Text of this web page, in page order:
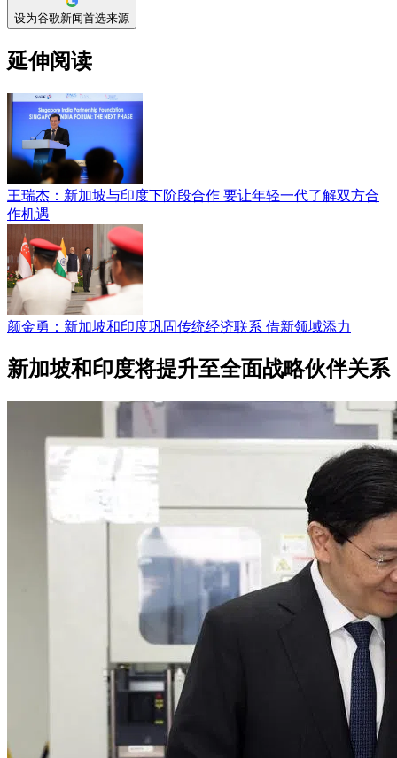
设为谷歌新闻首选来源
延伸阅读
王瑞杰：新加坡与印度下阶段合作 要让年轻一代了解双方合
作机遇
颜金勇：新加坡和印度巩固传统经济联系 借新领域添力
新加坡和印度将提升至全面战略伙伴关系